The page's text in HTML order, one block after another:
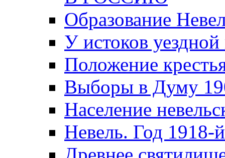
Образование
У истоков
Положение
Выборы в Думу
Население
Невель. Год 1918-